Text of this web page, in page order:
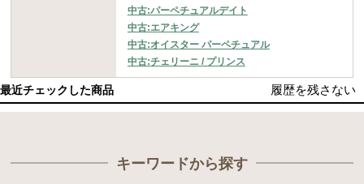
中古:パーペチュアルデイト
中古:エアキング
中古:オイスター パーペチュアル
中古:チェリーニ / プリンス
最近チェックした商品 履歴を残さない
キーワードから探す